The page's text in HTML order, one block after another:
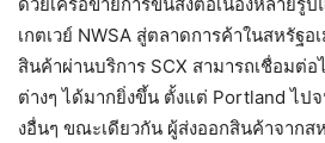
เกตเวย์ NWSA สู่ตลาดการค้าในสหรัฐอ
สินค้าผ่านบริการ SCX สามารถเชื่อมต่อ
ต่างๆ ได้มากยิ่งขึ้น ตั้งแต่ Portland ไป
งอื่นๆ ขณะเดียวกัน ผู้ส่งออกสินค้าจากส